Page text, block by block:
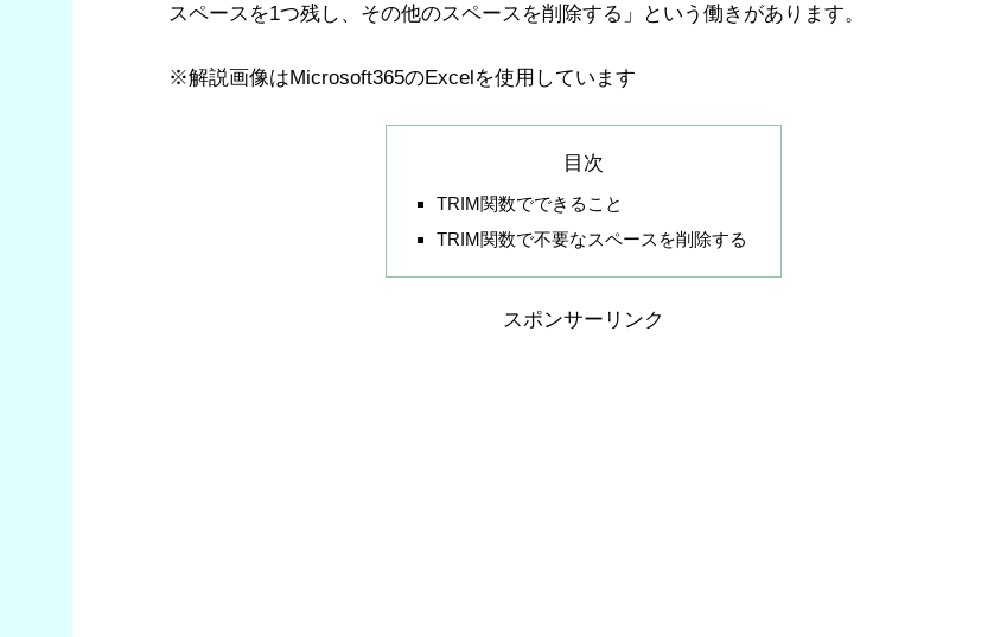
スペースを1つ残し、その他のスペースを削除する」という働きがあります。
※解説画像はMicrosoft365のExcelを使用しています
目次
TRIM関数でできること
TRIM関数で不要なスペースを削除する
スポンサーリンク